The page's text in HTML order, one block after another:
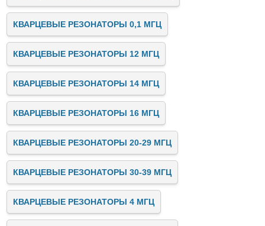
КВАРЦЕВЫЕ РЕЗОНАТОРЫ 0,1 МГЦ
КВАРЦЕВЫЕ РЕЗОНАТОРЫ 12 МГЦ
КВАРЦЕВЫЕ РЕЗОНАТОРЫ 14 МГЦ
КВАРЦЕВЫЕ РЕЗОНАТОРЫ 16 МГЦ
КВАРЦЕВЫЕ РЕЗОНАТОРЫ 20-29 МГЦ
КВАРЦЕВЫЕ РЕЗОНАТОРЫ 30-39 МГЦ
КВАРЦЕВЫЕ РЕЗОНАТОРЫ 4 МГЦ